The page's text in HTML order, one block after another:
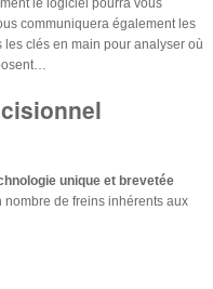
communiquera également les
clés en main pour analyser où
unique et brevetée
de freins inhérents aux